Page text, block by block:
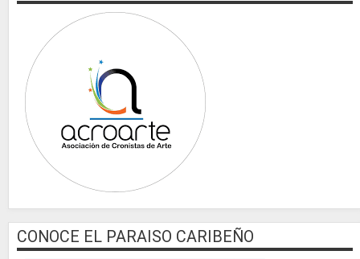
CONOCE EL PARAISO CARIBEÑO